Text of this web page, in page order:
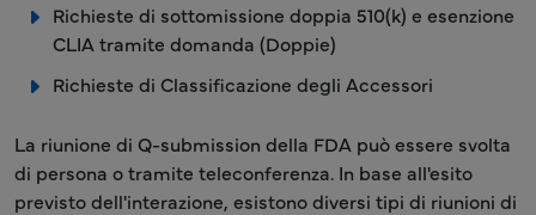
Richieste di sottomissione doppia 510(k) e esenzione
CLIA tramite domanda (Doppie)
Richieste di Classificazione degli Accessori
La riunione di Q-submission della FDA può essere svolta
di persona o tramite teleconferenza. In base all'esito
previsto dell'interazione, esistono diversi tipi di riunioni di